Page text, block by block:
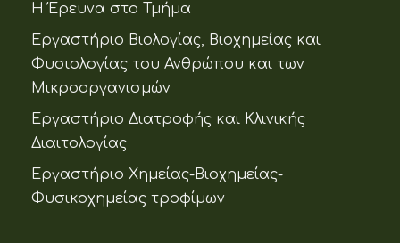
Η Έρευνα στο Τμήμα
Εργαστήριο Βιολογίας, Βιοχημείας και
Φυσιολογίας του Ανθρώπου και των
Μικροοργανισμών
Εργαστήριο Διατροφής και Κλινικής
Διαιτολογίας
Εργαστήριο Χημείας-Βιοχημείας-
Φυσικοχημείας τροφίμων